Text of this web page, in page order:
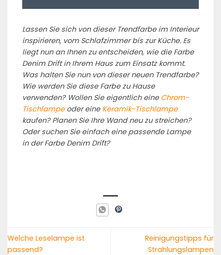
Lassen Sie sich von dieser Trendfarbe im Interieur
inspirieren, vom Schlafzimmer bis zur Küche. Es
liegt nun an Ihnen zu entscheiden, wie die Farbe
Denim Drift in Ihrem Haus zum Einsatz kommt.
Was halten Sie nun von dieser neuen Trendfarbe?
Wie werden Sie diese Farbe zu Hause
verwenden? Wollen Sie eigentlich eine Chrom-
Tischlampeoder eineKeramik-Tischlampe
kaufen? Planen Sie Ihre Wand neu zu streichen?
Oder suchen Sie einfach eine passende Lampe
in der Farbe Denim Drift?
Welche Leselampe ist
passend?
Reinigungstipps für
Strahlungslampen